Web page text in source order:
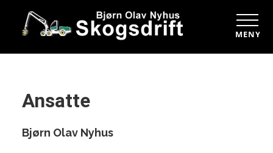
MENY
Ansatte
Bjørn Olav Nyhus